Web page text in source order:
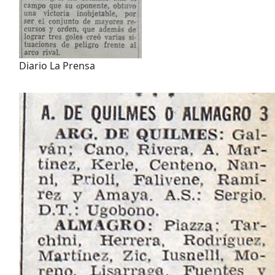
Diario La Prensa